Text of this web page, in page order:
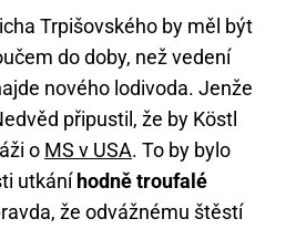
Trpišovského by měl být
do doby, než vedení
nového lodivoda. Jenže
připustil, že by Köstl
o MS v USA. To by bylo
utkání hodně troufalé
že odvážnému štěstí